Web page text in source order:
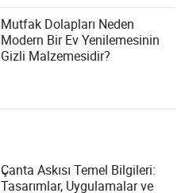
Mutfak Dolapları Neden
Modern Bir Ev Yenilemesinin
Gizli Malzemesidir?
Çanta Askısı Temel Bilgileri:
Tasarımlar, Uygulamalar ve